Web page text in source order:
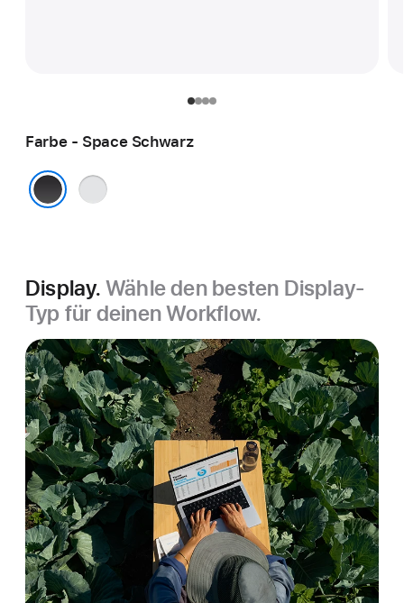
Farbe - Space Schwarz
Silber
Display. Wähle den besten Display-
Typ für deinen Workflow.